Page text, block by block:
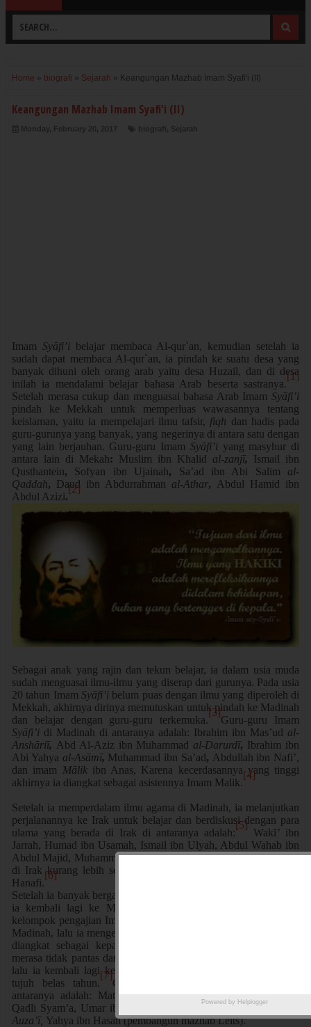
Powered by Helplogger
Home » biografi » Sejarah » Keangungan Mazhab Imam Syafi'i (II)
Keangungan Mazhab Imam Syafi'i (II)
Imam Syāfi’ibelajar membaca Al-qur`an, kemudian setelah ia
sudah dapat membaca Al-qur`an, ia pindah ke suatu desa yang
banyak dihuni oleh orang arab yaitu desa Huzail, dan di desa
inilah ia mendalami belajar bahasa Arab beserta sastranya.
[1]
Setelah merasa cukup dan menguasai bahasa Arab Imam Syāfi’i
pindah ke Mekkah untuk memperluas wawasannya tentang
keislaman, yaitu ia mempelajari ilmu tafsir, fiqh dan hadis pada
guru-gurunya yang banyak, yang negerinya di antara satu dengan
yang lain berjauhan. Guru-guru Imam Syāfi’iyang masyhur di
antara lain di Mekah: Muslim ibn Khalid al-zanjī,
Ismail ibn
Qusthantein, Sofyan ibn Ujainah, Sa’ad ibn Abi Salim al-
Qaddah, Daud ibn Abdurrahman al-Athar,
Abdul Hamid ibn
Abdul Azizi.
[2]
Sebagai anak yang rajin dan tekun belajar, ia dalam usia muda
sudah menguasai ilmu-ilmu yang diserap dari gurunya. Pada usia
20 tahun Imam Syāfi’ibelum puas dengan ilmu yang diperoleh di
Mekkah, akhirnya dirinya memutuskan untuk pindah ke Madinah
dan belajar dengan guru-guru terkemuka.
[3]
Guru-guru Imam
Syāfi’i di Madinah di antaranya adalah: Ibrahim ibn Mas’ud al-
Anshāriī, Abd Al-Aziz ibn Muhammad al-Darurdī, Ibrahim ibn
Abi Yahya al-Asāmī, Muhammad ibn Sa’ad, Abdullah ibn Nafi’,
dan imam
Mālikibn Anas, Karena kecerdasannya yang tinggi
akhirnya ia diangkat sebagai asistennya Imam Malik.
[4]
Setelah ia memperdalam ilmu agama di Madinah, ia melanjutkan
perjalanannya ke Irak untuk belajar dan berdiskusi dengan para
ulama yang berada di Irak di antaranya adalah:
[5]
Wakī’ ibn
Jarrah, Humad ibn Usamah, Ismail ibn Ulyah, Abdul Wahab ibn
Abdul Majid, Muhammad ibn Hasan, Qadhi ibn Yusuf. Ia berada
di Irak kurang lebih selama dua tahun untuk mempelajari
Hanafi.
[6]
Setelah ia banyak bergaul dan berdiskusi dengan para ulama, lalu
ia kembali lagi ke Madinah dan bergabung kembali dengan
kelompok pengajian Imam Malik selama lima tahun ia tinggal di
Madinah, lalu ia mengembara ke negeri Yaman dan di kota itu ia
diangkat sebagai kepala pemerintahan di Najran. Karena ia
merasa tidak pantas dan tidak cocok menduduki jabatan tersebut
lalu ia kembali lagi ke Mekkah dan tinggal di Mekkah selama
tujuh belas tahun.
[7]
Guru-guru Imam
antaranya adalah: Mathrar ibn Mazir, Hisyam ibn Abi Yusuf
Qadli Syam’a, Umar ibn Abi Salamah (pembangun mazhab
Auza’ī, Yahya ibn Hasan (pembangun mazhab Leits).
[8]